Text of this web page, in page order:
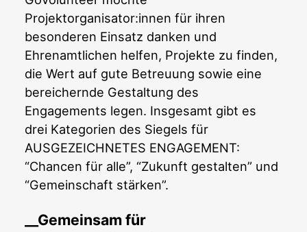
Projektorganisator:innen für ihren
besonderen Einsatz danken und
Ehrenamtlichen helfen, Projekte zu finden,
die Wert auf gute Betreuung sowie eine
bereichernde Gestaltung des
Engagements legen. Insgesamt gibt es
drei Kategorien des Siegels für
AUSGEZEICHNETES ENGAGEMENT:
“Chancen für alle”, “Zukunft gestalten” und
“Gemeinschaft stärken”.
__Gemeinsam für